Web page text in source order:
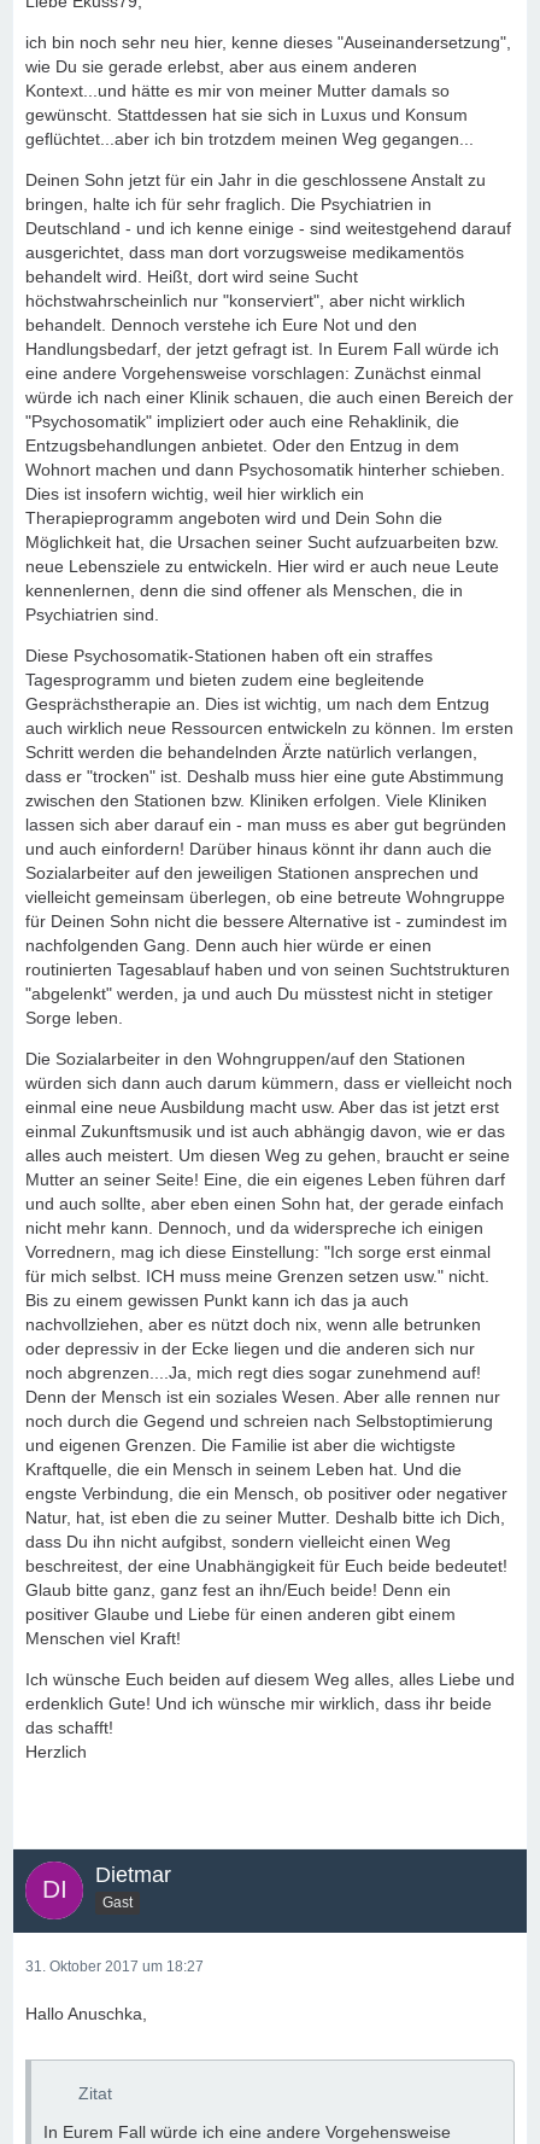
ich bin noch sehr neu hier, kenne dieses "Auseinandersetzung",
wie Du sie gerade erlebst, aber aus einem anderen
Kontext...und hätte es mir von meiner Mutter damals so
gewünscht. Stattdessen hat sie sich in Luxus und Konsum
geflüchtet...aber ich bin trotzdem meinen Weg gegangen...
Deinen Sohn jetzt für ein Jahr in die geschlossene Anstalt zu
bringen, halte ich für sehr fraglich. Die Psychiatrien in
Deutschland - und ich kenne einige - sind weitestgehend darauf
ausgerichtet, dass man dort vorzugsweise medikamentös
behandelt wird. Heißt, dort wird seine Sucht
höchstwahrscheinlich nur "konserviert", aber nicht wirklich
behandelt. Dennoch verstehe ich Eure Not und den
Handlungsbedarf, der jetzt gefragt ist. In Eurem Fall würde ich
eine andere Vorgehensweise vorschlagen: Zunächst einmal
würde ich nach einer Klinik schauen, die auch einen Bereich der
"Psychosomatik" impliziert oder auch eine Rehaklinik, die
Entzugsbehandlungen anbietet. Oder den Entzug in dem
Wohnort machen und dann Psychosomatik hinterher schieben.
Dies ist insofern wichtig, weil hier wirklich ein
Therapieprogramm angeboten wird und Dein Sohn die
Möglichkeit hat, die Ursachen seiner Sucht aufzuarbeiten bzw.
neue Lebensziele zu entwickeln. Hier wird er auch neue Leute
kennenlernen, denn die sind offener als Menschen, die in
Psychiatrien sind.
Diese Psychosomatik-Stationen haben oft ein straffes
Tagesprogramm und bieten zudem eine begleitende
Gesprächstherapie an. Dies ist wichtig, um nach dem Entzug
auch wirklich neue Ressourcen entwickeln zu können. Im ersten
Schritt werden die behandelnden Ärzte natürlich verlangen,
dass er "trocken" ist. Deshalb muss hier eine gute Abstimmung
zwischen den Stationen bzw. Kliniken erfolgen. Viele Kliniken
lassen sich aber darauf ein - man muss es aber gut begründen
und auch einfordern! Darüber hinaus könnt ihr dann auch die
Sozialarbeiter auf den jeweiligen Stationen ansprechen und
vielleicht gemeinsam überlegen, ob eine betreute Wohngruppe
für Deinen Sohn nicht die bessere Alternative ist - zumindest im
nachfolgenden Gang. Denn auch hier würde er einen
routinierten Tagesablauf haben und von seinen Suchtstrukturen
"abgelenkt" werden, ja und auch Du müsstest nicht in stetiger
Sorge leben.
Die Sozialarbeiter in den Wohngruppen/auf den Stationen
würden sich dann auch darum kümmern, dass er vielleicht noch
einmal eine neue Ausbildung macht usw. Aber das ist jetzt erst
einmal Zukunftsmusik und ist auch abhängig davon, wie er das
alles auch meistert. Um diesen Weg zu gehen, braucht er seine
Mutter an seiner Seite! Eine, die ein eigenes Leben führen darf
und auch sollte, aber eben einen Sohn hat, der gerade einfach
nicht mehr kann. Dennoch, und da widerspreche ich einigen
Vorrednern, mag ich diese Einstellung: "Ich sorge erst einmal
für mich selbst. ICH muss meine Grenzen setzen usw." nicht.
Bis zu einem gewissen Punkt kann ich das ja auch
nachvollziehen, aber es nützt doch nix, wenn alle betrunken
oder depressiv in der Ecke liegen und die anderen sich nur
noch abgrenzen....Ja, mich regt dies sogar zunehmend auf!
Denn der Mensch ist ein soziales Wesen. Aber alle rennen nur
noch durch die Gegend und schreien nach Selbstoptimierung
und eigenen Grenzen. Die Familie ist aber die wichtigste
Kraftquelle, die ein Mensch in seinem Leben hat. Und die
engste Verbindung, die ein Mensch, ob positiver oder negativer
Natur, hat, ist eben die zu seiner Mutter. Deshalb bitte ich Dich,
dass Du ihn nicht aufgibst, sondern vielleicht einen Weg
beschreitest, der eine Unabhängigkeit für Euch beide bedeutet!
Glaub bitte ganz, ganz fest an ihn/Euch beide! Denn ein
positiver Glaube und Liebe für einen anderen gibt einem
Menschen viel Kraft!
Ich wünsche Euch beiden auf diesem Weg alles, alles Liebe und
erdenklich Gute! Und ich wünsche mir wirklich, dass ihr beide
das schafft!
Herzlich
Dietmar
Gast
31. Oktober 2017 um 18:27
Hallo Anuschka,
Zitat
In Eurem Fall würde ich eine andere Vorgehensweise